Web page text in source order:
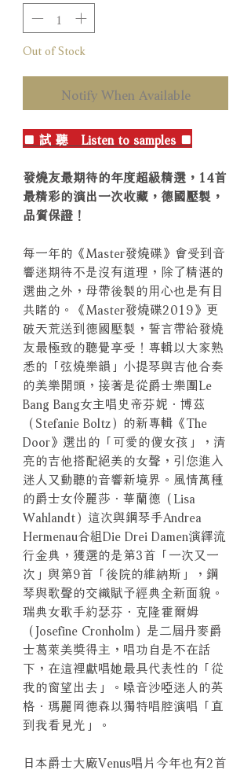
Out of Stock
Notify When Available
■ 試 聽 Listen to samples ■
發燒友最期待的年度超級精選，14首
最精彩的演出一次收藏，德國壓製，
品質保證！
每一年的《Master發燒碟》會受到音
響迷期待不是沒有道理，除了精湛的
選曲之外，母帶後製的用心也是有目
共睹的。《Master發燒碟2019》更
破天荒送到德國壓製，誓言帶給發燒
友最極致的聽覺享受！專輯以大家熟
悉的「弦燒樂韻」小提琴與吉他合奏
的美樂開頭，接著是從爵士樂團Le
Bang Bang女主唱史帝芬妮．博茲
（Stefanie Boltz）的新專輯《The
Door》選出的「可愛的傻女孩」，清
亮的吉他搭配絕美的女聲，引您進入
迷人又動聽的音響新境界。風情萬種
的爵士女伶麗莎．華蘭德（Lisa
Wahlandt）這次與鋼琴手Andrea
Hermenau合組Die Drei Damen演繹流
行金典，獲選的是第3首「一次又一
次」與第9首「後院的維納斯」，鋼
琴與歌聲的交織賦予經典全新面貌。
瑞典女歌手約瑟芬．克隆霍爾姆
（Josefine Cronholm）是二屆丹麥爵
士葛萊美獎得主，唱功自是不在話
下，在這裡獻唱她最具代表性的「從
我的窗望出去」。嗓音沙啞迷人的英
格．瑪麗岡德森以獨特唱腔演唱「直
到我看見光」。
日本爵士大廠Venus唱片今年也有2首